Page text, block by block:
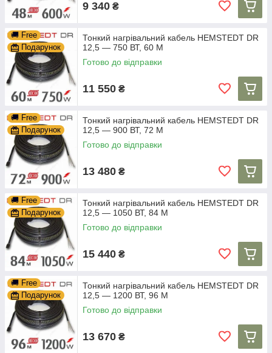
9 340 ₴
🚚 Free
Подарунок
Тонкий нагрівальний кабель HEMSTEDT DR
12,5 — 750 ВТ, 60 М
Готово до відправки
11 550 ₴
🚚 Free
Подарунок
Тонкий нагрівальний кабель HEMSTEDT DR
12,5 — 900 ВТ, 72 М
Готово до відправки
13 480 ₴
🚚 Free
Подарунок
Тонкий нагрівальний кабель HEMSTEDT DR
12,5 — 1050 ВТ, 84 М
Готово до відправки
15 440 ₴
🚚 Free
Подарунок
Тонкий нагрівальний кабель HEMSTEDT DR
12,5 — 1200 ВТ, 96 М
Готово до відправки
13 670 ₴